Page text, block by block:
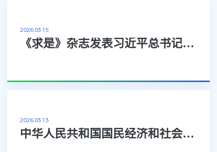
2026.03.15
《求是》杂志发表习近平总书记重要文章《推动海洋经济高质量发展》
2026.03.13
中华人民共和国国民经济和社会发展第十五个五年规划纲要